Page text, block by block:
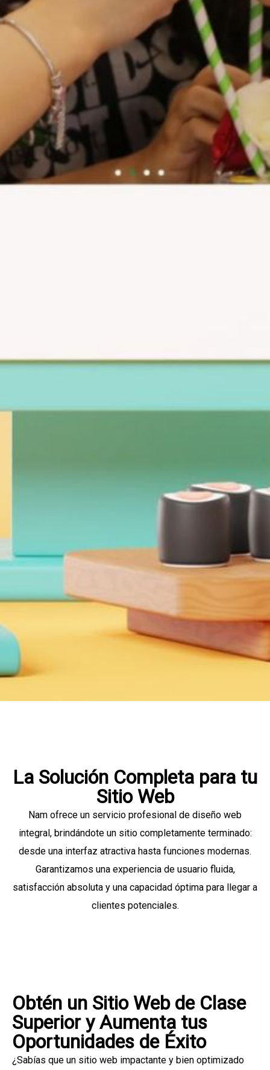
La Solución Completa para tu
Sitio Web
Nam ofrece un servicio profesional de diseño web
integral, brindándote un sitio completamente terminado:
desde una interfaz atractiva hasta funciones modernas.
Garantizamos una experiencia de usuario fluida,
satisfacción absoluta y una capacidad óptima para llegar a
clientes potenciales.
Obtén un Sitio Web de Clase
Superior y Aumenta tus
Oportunidades de Éxito
¿Sabías que un sitio web impactante y bien optimizado